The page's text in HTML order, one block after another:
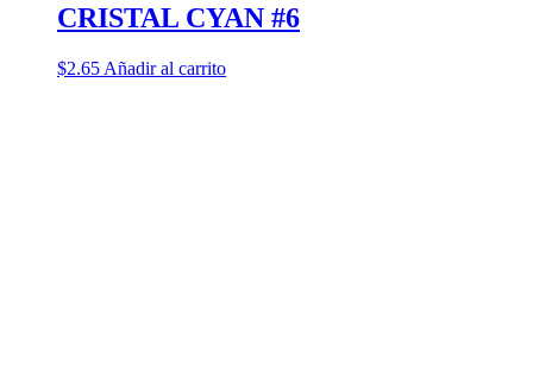
CRISTAL CYAN #6
$2.65 Añadir al carrito